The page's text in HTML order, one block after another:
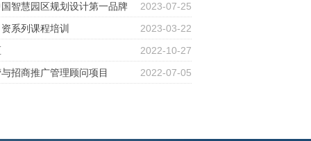
2023-07-25
智慧园区规划设计第一品牌
2023-03-22
系列课程培训
2022-10-27
2022-07-05
招商推广管理顾问项目